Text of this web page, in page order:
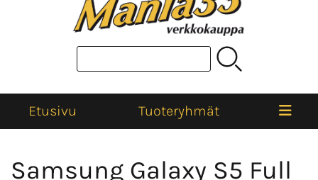
Etusivu Tuoteryhmät
Samsung Galaxy S5 Full